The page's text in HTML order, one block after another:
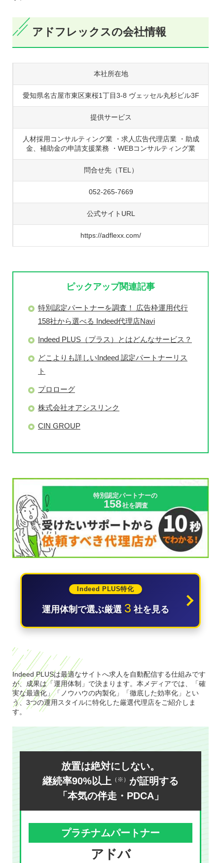
アドフレックスの会社情報
本社所在地
愛知県名古屋市東区東桜1丁目3-8 ヴェッセル丸杉ビル3F
提供サービス
人材採用コンサルティング業 ・求人広告代理店業 ・助成
金、補助金の申請支援業務 ・WEBコンサルティング業
問合せ先（TEL）
052-265-7669
公式サイトURL
https://adflexx.com/
ピックアップ関連記事
特別認定パートナーを調査！ 広告枠運用代行
158社から選べる Indeed代理店Navi
Indeed PLUS（プラス）とはどんなサービス？
どこよりも詳しいIndeed 認定パートナーリス
ト
プロローグ
株式会社オアシスリンク
CIN GROUP
特別認定パートナーの
158社を調査
Indeed PLUS特化
運用体制で選ぶ厳選 3 社を見る
Indeed PLUSは最適なサイトへ求人を自動配信する仕組みです
が、成果は「運用体制」で決まります。本メディアでは、「確
実な最適化」「ノウハウの内製化」「徹底した効率化」とい
う、3つの運用スタイルに特化した厳選代理店をご紹介しま
す。
放置は絶対にしない。
継続率90%以上 （※） が証明する
「本気の伴走・PDCA」
プラチナムパートナー
アドバ